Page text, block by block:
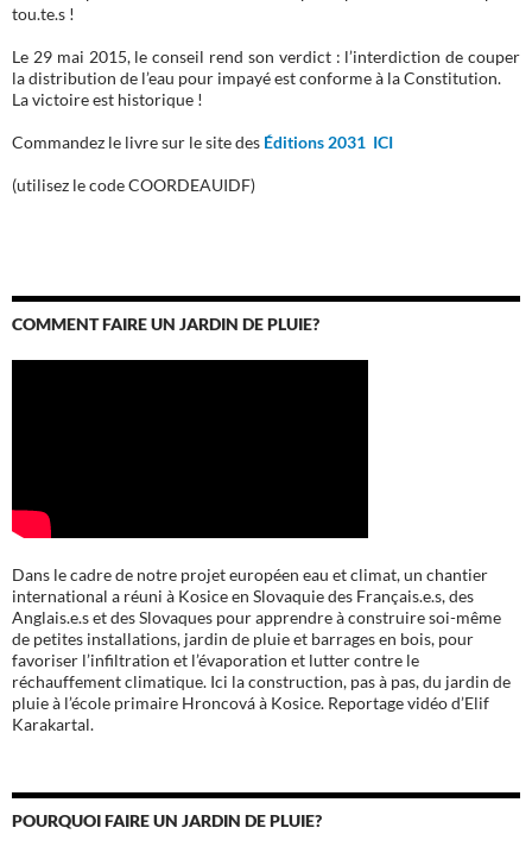
tou.te.s !
Le 29 mai 2015, le conseil rend son verdict : l’interdiction de couper
la distribution de l’eau pour impayé est conforme à la Constitution.
La victoire est historique !
Commandez le livre sur le site des Éditions 2031 ICI
(utilisez le code COORDEAUIDF)
COMMENT FAIRE UN JARDIN DE PLUIE?
Dans le cadre de notre projet européen eau et climat, un chantier
international a réuni à Kosice en Slovaquie des Français.e.s, des
Anglais.e.s et des Slovaques pour apprendre à construire soi-même
de petites installations, jardin de pluie et barrages en bois, pour
favoriser l’infiltration et l’évaporation et lutter contre le
réchauffement climatique. Ici la construction, pas à pas, du jardin de
pluie à l’école primaire Hroncová à Kosice. Reportage vidéo d’Elif
Karakartal.
POURQUOI FAIRE UN JARDIN DE PLUIE?